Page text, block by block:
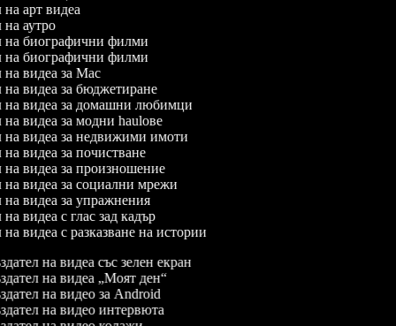
на арт видеа
на аутро
на биографични филми
на биографични филми
на видеа за Mac
на видеа за бюджетиране
на видеа за домашни любимци
на видеа за модни haulове
на видеа за недвижими имоти
на видеа за почистване
на видеа за произношение
на видеа за социални мрежи
на видеа за упражнения
на видеа с глас зад кадър
на видеа с разказване на истории
на видеа със зелен екран
на видеа „Моят ден“
на видео за Android
на видео интервюта